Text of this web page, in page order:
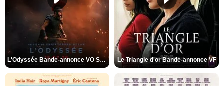
L'Odyssée Bande-annonce VO STFR Le Triangle d'or Bande-annonce VF